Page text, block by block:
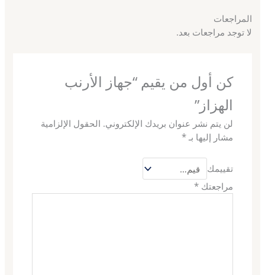
المراجعات
لا توجد مراجعات بعد.
كن أول من يقيم “جهاز الأرنب
الهزاز”
لن يتم نشر عنوان بريدك الإلكتروني. الحقول الإلزامية
مشار إليها بـ *
تقييمك
مراجعتك *